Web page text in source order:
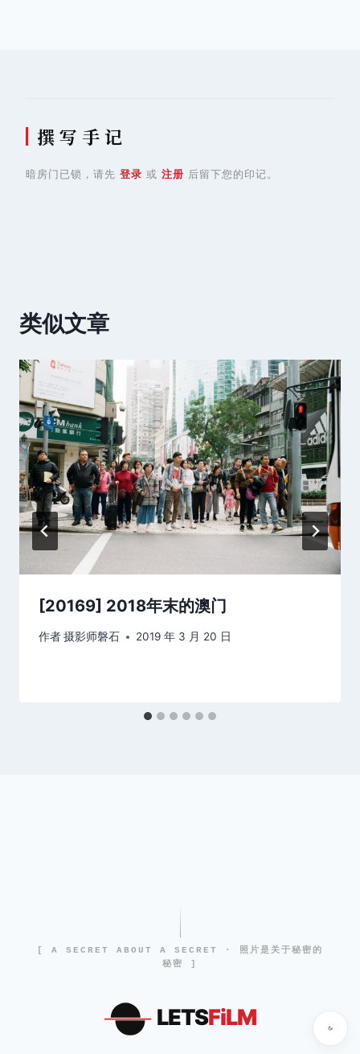
撰 写 手 记
暗房门已锁，请先 登录 或 注册 后留下您的印记。
类似文章
[20169] 2018年末的澳门
作者摄影师磐石 2019 年 3 月 20 日
[ A SECRET ABOUT A SECRET · 照片是关于秘密的
秘密 ]
LETSFiLM